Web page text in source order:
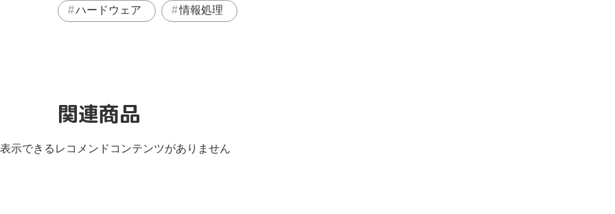
ハードウェア 情報処理
関連商品
表示できるレコメンドコンテンツがありません